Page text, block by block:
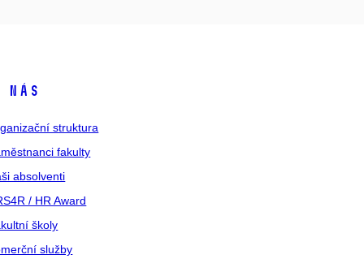
nás
struktura
fakulty
absolventi
/ HR Award
školy
služby